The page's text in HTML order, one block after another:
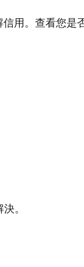
信用。查看您是
。